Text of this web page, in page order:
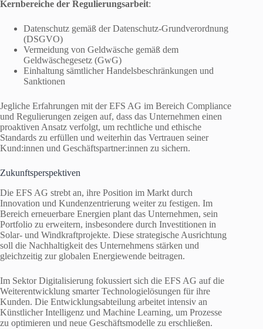
Kernbereiche der Regulierungsarbeit:
Datenschutz gemäß der Datenschutz-Grundverordnung
(DSGVO)
Vermeidung von Geldwäsche gemäß dem
Geldwäschegesetz (GwG)
Einhaltung sämtlicher Handelsbeschränkungen und
Sanktionen
Jegliche Erfahrungen mit der EFS AG im Bereich Compliance
und Regulierungen zeigen auf, dass das Unternehmen einen
proaktiven Ansatz verfolgt, um rechtliche und ethische
Standards zu erfüllen und weiterhin das Vertrauen seiner
Kund:innen und Geschäftspartner:innen zu sichern.
Zukunftsperspektiven
Die EFS AG strebt an, ihre Position im Markt durch
Innovation und Kundenzentrierung weiter zu festigen. Im
Bereich erneuerbare Energien plant das Unternehmen, sein
Portfolio zu erweitern, insbesondere durch Investitionen in
Solar- und Windkraftprojekte. Diese strategische Ausrichtung
soll die Nachhaltigkeit des Unternehmens stärken und
gleichzeitig zur globalen Energiewende beitragen.
Im Sektor Digitalisierung fokussiert sich die EFS AG auf die
Weiterentwicklung smarter Technologielösungen für ihre
Kunden. Die Entwicklungsabteilung arbeitet intensiv an
Künstlicher Intelligenz und Machine Learning, um Prozesse
zu optimieren und neue Geschäftsmodelle zu erschließen.